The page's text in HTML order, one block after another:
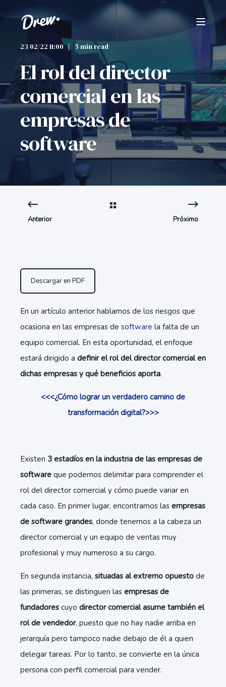
23/02/22 11:00 5 min read
El rol del director
comercial en las
empresas de
software
Anterior Próximo
Descargar en PDF
En un artículo anterior hablamos de los riesgos que
ocasiona en las empresas de software la falta de un
equipo comercial. En esta oportunidad, el enfoque
estará dirigido a definir el rol del director comercial en
dichas empresas y qué beneficios aporta.
<<<¿Cómo lograr un verdadero camino de
transformación digital?>>>
Existen 3 estadíos en la industria de las empresas de
software que podemos delimitar para comprender el
rol del director comercial y cómo puede variar en
cada caso. En primer lugar, encontramos las empresas
de software grandes, donde tenemos a la cabeza un
director comercial y un equipo de ventas muy
profesional y muy numeroso a su cargo.
En segunda instancia, situadas al extremo opuesto de
las primeras, se distinguen las empresas de
fundadores cuyo director comercial asume también el
rol de vendedor, puesto que no hay nadie arriba en
jerarquía pero tampoco nadie debajo de él a quien
delegar tareas. Por lo tanto, se convierte en la única
persona con perfil comercial para vender.